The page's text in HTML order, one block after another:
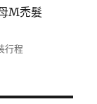
M禿髮
行程